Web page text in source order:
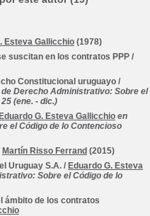
Esteva Gallicchio (1978)
suscitan en los contratos PPP /
Constitucional uruguayo /
Derecho Administrativo: Sobre el
(ene. - dic.)
Eduardo G. Esteva Gallicchio en
el Código de lo Contencioso
Martín Risso Ferrand (2015)
Uruguay S.A. / Eduardo G. Esteva
Sobre el Código de lo
ámbito de los contratos